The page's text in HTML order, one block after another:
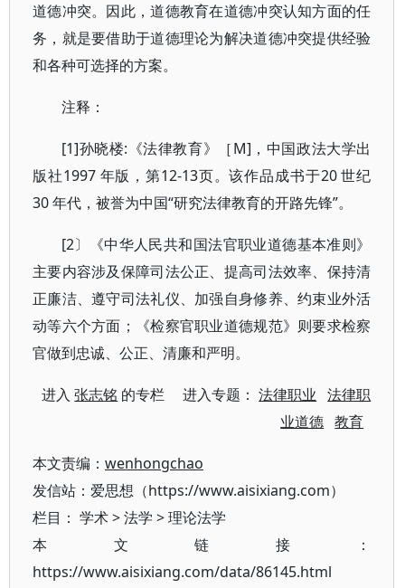
道德冲突。因此，道德教育在道德冲突认知方面的任
务，就是要借助于道德理论为解决道德冲突提供经验
和各种可选择的方案。
注释：
[1]孙晓楼:《法律教育》［M]，中国政法大学出
版社1997 年版，第12-13页。该作品成书于20 世纪
30 年代，被誉为中国“研究法律教育的开路先锋”。
[2〕《中华人民共和国法官职业道德基本准则》
主要内容涉及保障司法公正、提高司法效率、保持清
正廉洁、遵守司法礼仪、加强自身修养、约束业外活
动等六个方面；《检察官职业道德规范》则要求检察
官做到忠诚、公正、清廉和严明。
进入张志铭 的专栏 进入专题：法律职业
法律职
业道德 教育
本文责编： wenhongchao
发信站：爱思想（https://www.aisixiang.com）
栏目： 学术>法学 >理论法学
本文链接：
https://www.aisixiang.com/data/86145.html